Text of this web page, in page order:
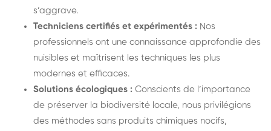
s’aggrave.
Techniciens certifiés et expérimentés : Nos
professionnels ont une connaissance approfondie des
nuisibles et maîtrisent les techniques les plus
modernes et efficaces.
Solutions écologiques : Conscients de l’importance
de préserver la biodiversité locale, nous privilégions
des méthodes sans produits chimiques nocifs,